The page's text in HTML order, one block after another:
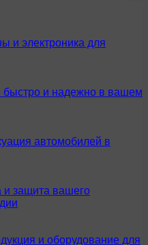
и электроника для
быстро и надежно в вашем
автомобилей в
и защита вашего
и оборудование для